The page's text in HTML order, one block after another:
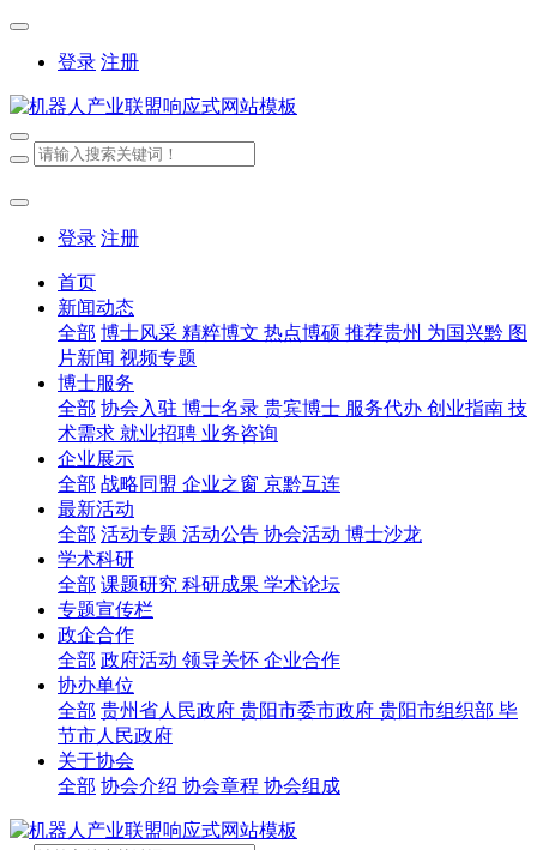
登录 注册
登录 注册
首页
新闻动态
全部 博士风采 精粹博文 热点博硕 推荐贵州 为国兴黔 图
片新闻 视频专题
博士服务
全部 协会入驻 博士名录 贵宾博士 服务代办 创业指南 技
术需求 就业招聘 业务咨询
企业展示
全部 战略同盟 企业之窗 京黔互连
最新活动
全部 活动专题 活动公告 协会活动 博士沙龙
学术科研
全部 课题研究 科研成果 学术论坛
专题宣传栏
政企合作
全部 政府活动 领导关怀 企业合作
协办单位
全部 贵州省人民政府 贵阳市委市政府 贵阳市组织部 毕
节市人民政府
关于协会
全部 协会介绍 协会章程 协会组成